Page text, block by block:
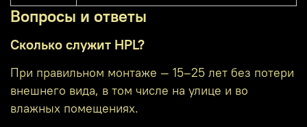
Вопросы и ответы
Сколько служит HPL?
При правильном монтаже — 15–25 лет без потери
внешнего вида, в том числе на улице и во
влажных помещениях.